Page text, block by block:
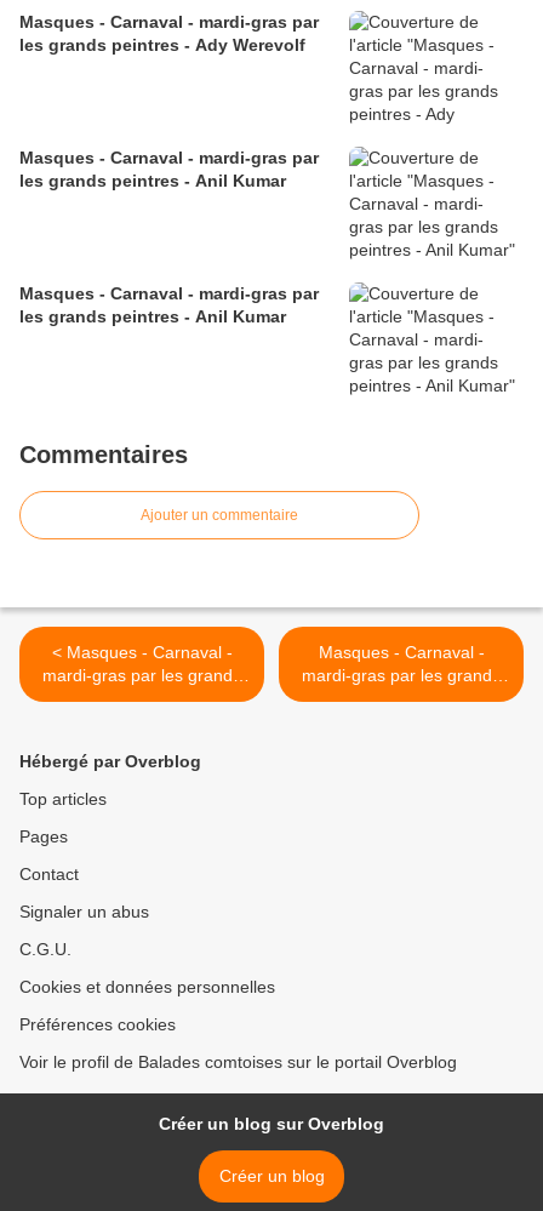
Masques - Carnaval - mardi-gras par
les grands peintres - Ady Werevolf
Masques - Carnaval - mardi-gras par
les grands peintres - Anil Kumar
Masques - Carnaval - mardi-gras par
les grands peintres - Anil Kumar
Commentaires
Ajouter un commentaire
< Masques - Carnaval -
mardi-gras par les grands
peintres - Marco Ortolan -
Masques - Carnaval -
mardi-gras par les grands
peintres - Marco Ortolan -
Hébergé par Overblog
Top articles
Pages
Contact
Signaler un abus
C.G.U.
Cookies et données personnelles
Préférences cookies
Voir le profil de Balades comtoises sur le portail Overblog
Créer un blog sur Overblog
Créer un blog